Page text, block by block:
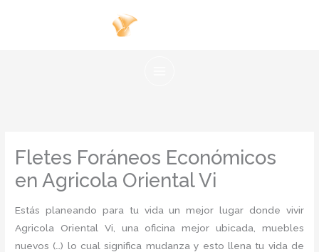
Fletes Foráneos Económicos
en Agricola Oriental Vi
Estás planeando para tu vida un mejor lugar donde vivir
Agricola Oriental Vi, una oficina mejor ubicada, muebles
nuevos (…) lo cual significa mudanza y esto llena tu vida de